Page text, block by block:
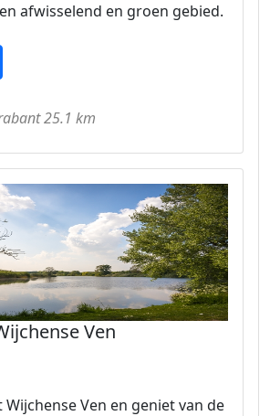
afwisselend en groen gebied.
25.1 km
Ven
Wijchense Ven en geniet van de